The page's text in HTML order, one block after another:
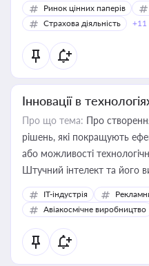
Ринок цінних паперів
Страхова діяльність
+11
Інновації в
Про що тема: Про
рішень, які покращують
або можливості
Штучний інтелект та його
IT-індустрія
Авіакосмічне виробництво